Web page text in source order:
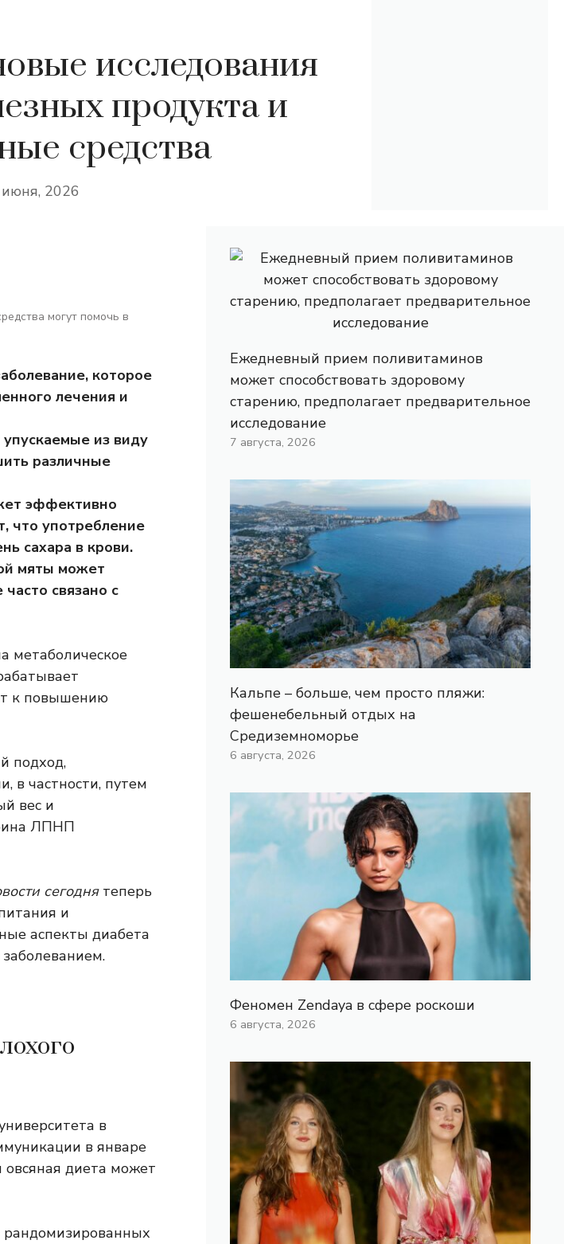
исследования
продукта и
средства
2026
могут помочь в
которое
лечения и
из виду
различные
эффективно
что употребление
сахара в крови.
мяты может
связано с
метаболическое
к повышению
подход,
в частности, путем
вес и
ЛПНП
сегоднятеперь
и
аспекты диабета
в
в январе
овсяная диета может
рандомизированных
Ежедневный прием поливитаминов
может способствовать здоровому
старению, предполагает предварительное
исследование
7 августа, 2026
Кальпе – больше, чем просто пляжи:
фешенебельный отдых на
Средиземноморье
6 августа, 2026
Феномен Zendaya в сфере роскоши
6 августа, 2026